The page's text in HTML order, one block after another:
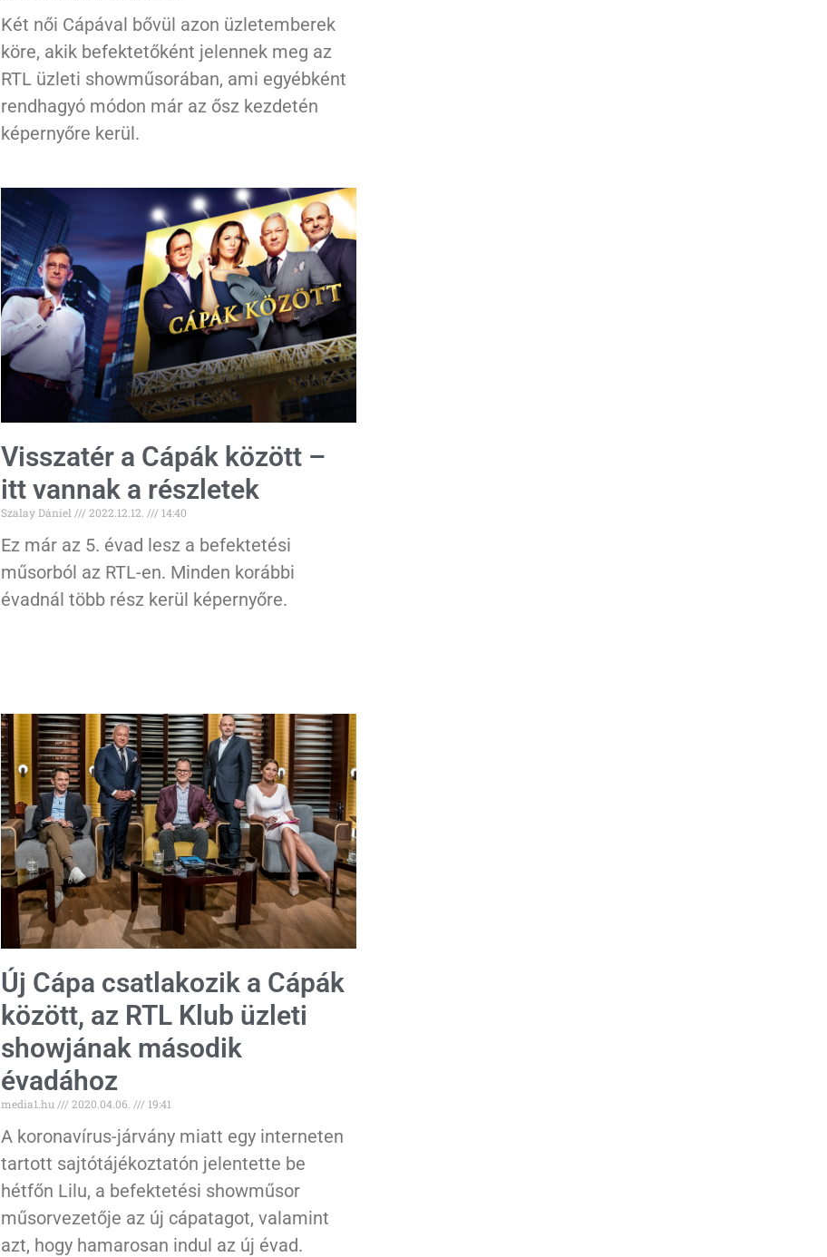
Két női Cápával bővül azon üzletemberek
köre, akik befektetőként jelennek meg az
RTL üzleti showműsorában, ami egyébként
rendhagyó módon már az ősz kezdetén
képernyőre kerül.
Visszatér a Cápák között –
itt vannak a részletek
Szalay Dániel 2022.12.12. 14:40
Ez már az 5. évad lesz a befektetési
műsorból az RTL-en. Minden korábbi
évadnál több rész kerül képernyőre.
Új Cápa csatlakozik a Cápák
között, az RTL Klub üzleti
showjának második
évadához
media1.hu 2020.04.06. 19:41
A koronavírus-járvány miatt egy interneten
tartott sajtótájékoztatón jelentette be
hétfőn Lilu, a befektetési showműsor
műsorvezetője az új cápatagot, valamint
azt, hogy hamarosan indul az új évad.